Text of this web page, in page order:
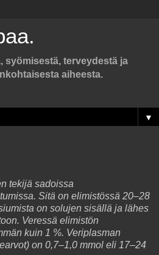
syömisestä, terveydestä ja
aiheesta.
▼
tekijä sadoissa
Sitä on elimistössä 20–28
on solujen sisällä ja lähes
Veressä elimistön
kuin 1 %. Veriplasman
on 0,7–1,0 mmol eli 17–24